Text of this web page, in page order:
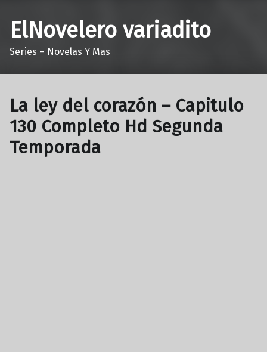
ElNovelero variadito
Series – Novelas Y Mas
La ley del corazón – Capitulo
130 Completo Hd Segunda
Temporada